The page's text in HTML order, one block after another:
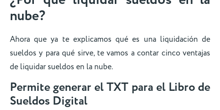
nube?
Ahora que ya te explicamos qué es una liquidación de
sueldos y para qué sirve, te vamos a contar cinco ventajas
de liquidar sueldos en la nube.
Permite generar el TXT para el Libro de
Sueldos Digital